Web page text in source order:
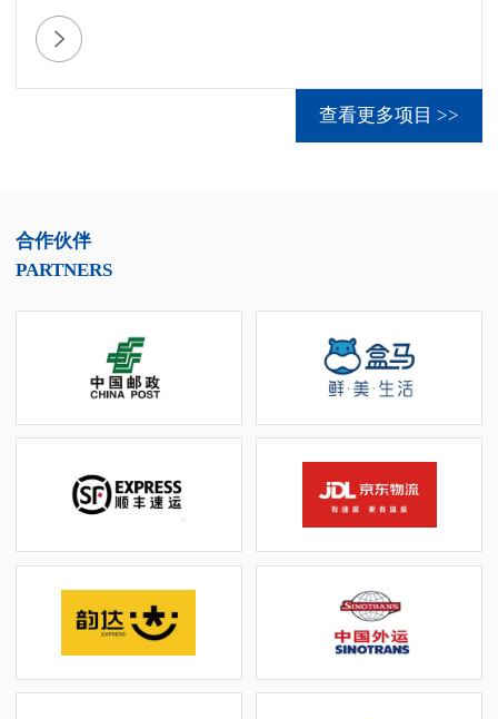
双层坡道库和1栋综合楼，是城市配送和区域配送的理
想选择。
查看更多项目 >>
合作伙伴
PARTNERS